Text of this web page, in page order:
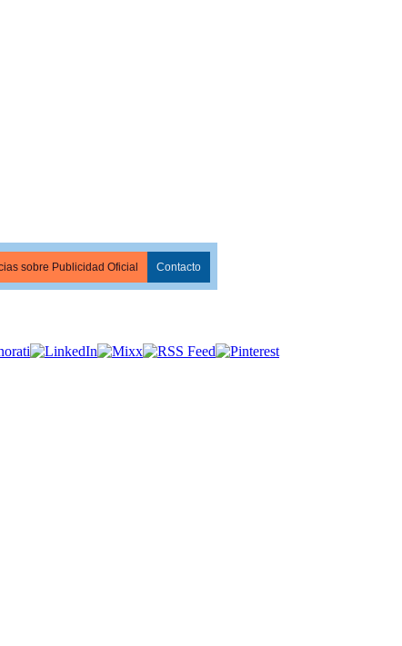
sobre Publicidad Oficial Contacto